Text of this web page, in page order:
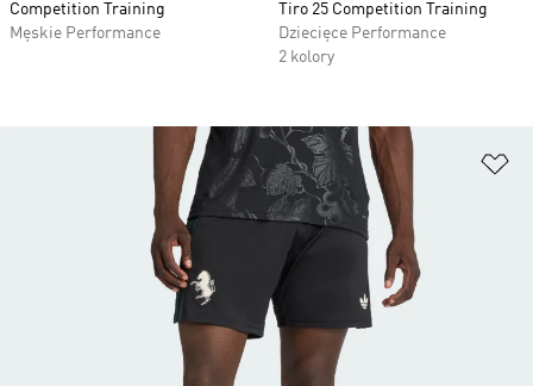
Competition Training
Męskie Performance
Tiro 25 Competition Training
Dziecięce Performance
2 kolory